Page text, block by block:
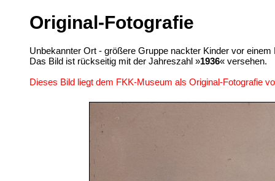
Original-Fotografie
Unbekannter Ort - größere Gruppe nackter Kinder vor einem
Das Bild ist rückseitig mit der Jahreszahl »1936« versehen.
Dieses Bild liegt dem FKK-Museum als Original-Fotografie